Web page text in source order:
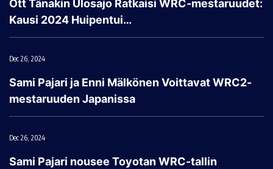
Ott Tänakin Ulosajo Ratkaisi WRC-mestaruudet:
Kausi 2024 Huipentui…
Dec 26, 2024
Sami Pajari ja Enni Mälkönen Voittavat WRC2-
mestaruuden Japanissa
Dec 26, 2024
Sami Pajari nousee Toyotan WRC-tallin